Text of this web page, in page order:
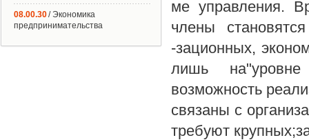
ме управления.
члены
-зационных,
лишь
возможность
связаны с
требуют
08.00.30/ Экономика
предпринимательства